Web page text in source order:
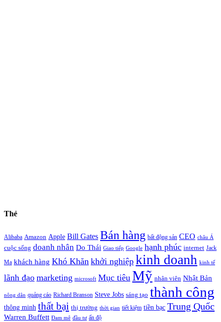
Thẻ
Alibaba Amazon Apple Bill Gates Bán hàng bất động sản CEO châu Á
cuộc sống doanh nhân Do Thái Giao tiếp Google hạnh phúc internet Jack
Ma khách hàng Khó Khăn khởi nghiệp kinh doanh kinh tế
lãnh đạo marketing microsoft Mục tiêu Mỹ nhân viên Nhật Bản
nông dân quảng cáo Richard Branson Steve Jobs sáng tạo thành công
thông minh thất bại thị trường thời gian tiết kiệm tiền bạc Trung Quốc
Warren Buffett Đam mê đầu tư ấn độ